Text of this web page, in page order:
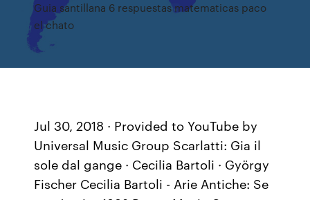
Guia santillana 6 respuestas matematicas paco
el chato
Jul 30, 2018 · Provided to YouTube by
Universal Music Group Scarlatti: Gia il
sole dal gange · Cecilia Bartoli · György
Fischer Cecilia Bartoli - Arie Antiche: Se